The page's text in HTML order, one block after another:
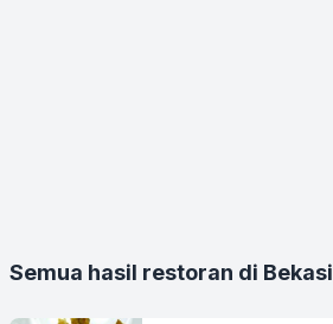
Semua hasil restoran di Bekasi